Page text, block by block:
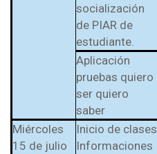
socialización
de PIAR de
estudiante.
Aplicación
pruebas quiero
ser quiero
saber
Miércoles
15 de julio
Inicio de clases
Informaciones